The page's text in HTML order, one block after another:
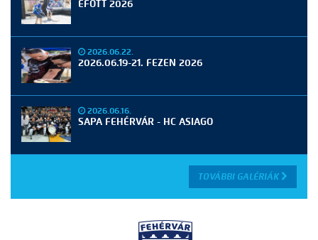
EFOTT 2026
2026.06.22.
2026.06.19-21. FEZEN 2026
2026.06.16.
SAPA FEHÉRVÁR - HC ASIAGO
TOVÁBBI GALÉRIÁK